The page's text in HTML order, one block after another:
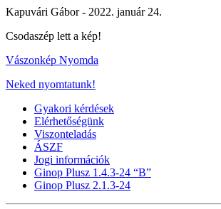
Kapuvári Gábor - 2022. január 24.
Csodaszép lett a kép!
Vászonkép Nyomda
Neked nyomtatunk!
Gyakori kérdések
Elérhetőségünk
Viszonteladás
ÁSZF
Jogi információk
Ginop Plusz 1.4.3-24 “B”
Ginop Plusz 2.1.3-24